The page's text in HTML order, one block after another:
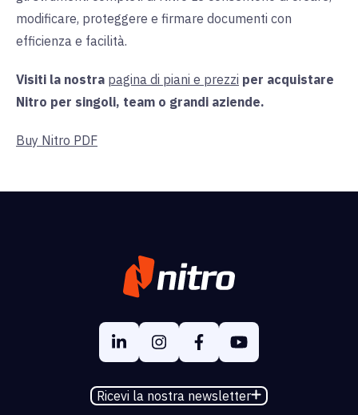
modificare, proteggere e firmare documenti con
efficienza e facilità.
Visiti la nostra pagina di piani e prezzi per acquistare
Nitro per singoli, team o grandi aziende.
Buy Nitro PDF
Ricevi la nostra newsletter